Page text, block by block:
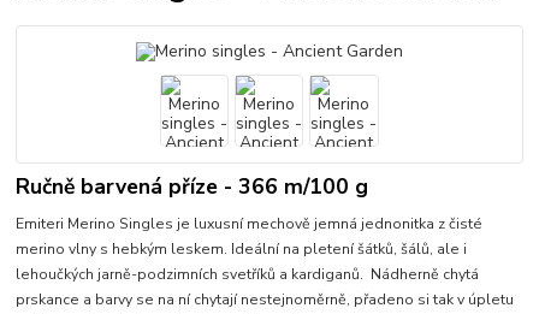
Ručně barvená příze - 366 m/100 g
Emiteri Merino Singles je luxusní mechově jemná jednonitka z čisté
merino vlny s hebkým leskem. Ideální na pletení šátků, šálů, ale i
lehoučkých jarně-podzimních svetříků a kardiganů. Nádherně chytá
prskance a barvy se na ní chytají nestejnoměrně, přadeno si tak v úpletu